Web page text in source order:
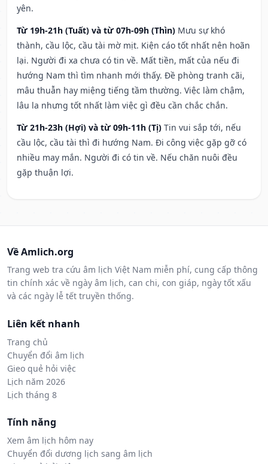
yên.
Từ 19h-21h (Tuất) và từ 07h-09h (Thìn) Mưu sự khó
thành, cầu lộc, cầu tài mờ mịt. Kiện cáo tốt nhất nên hoãn
lại. Người đi xa chưa có tin về. Mất tiền, mất của nếu đi
hướng Nam thì tìm nhanh mới thấy. Đề phòng tranh cãi,
mâu thuẫn hay miệng tiếng tầm thường. Việc làm chậm,
lâu la nhưng tốt nhất làm việc gì đều cần chắc chắn.
Từ 21h-23h (Hợi) và từ 09h-11h (Tị) Tin vui sắp tới, nếu
cầu lộc, cầu tài thì đi hướng Nam. Đi công việc gặp gỡ có
nhiều may mắn. Người đi có tin về. Nếu chăn nuôi đều
gặp thuận lợi.
Về Amlich.org
Trang web tra cứu âm lịch Việt Nam miễn phí, cung cấp thông
tin chính xác về ngày âm lịch, can chi, con giáp, ngày tốt xấu
và các ngày lễ tết truyền thống.
Liên kết nhanh
Trang chủ
Chuyển đổi âm lịch
Gieo quẻ hỏi việc
Lịch năm 2026
Lịch tháng 8
Tính năng
Xem âm lịch hôm nay
Chuyển đổi dương lịch sang âm lịch